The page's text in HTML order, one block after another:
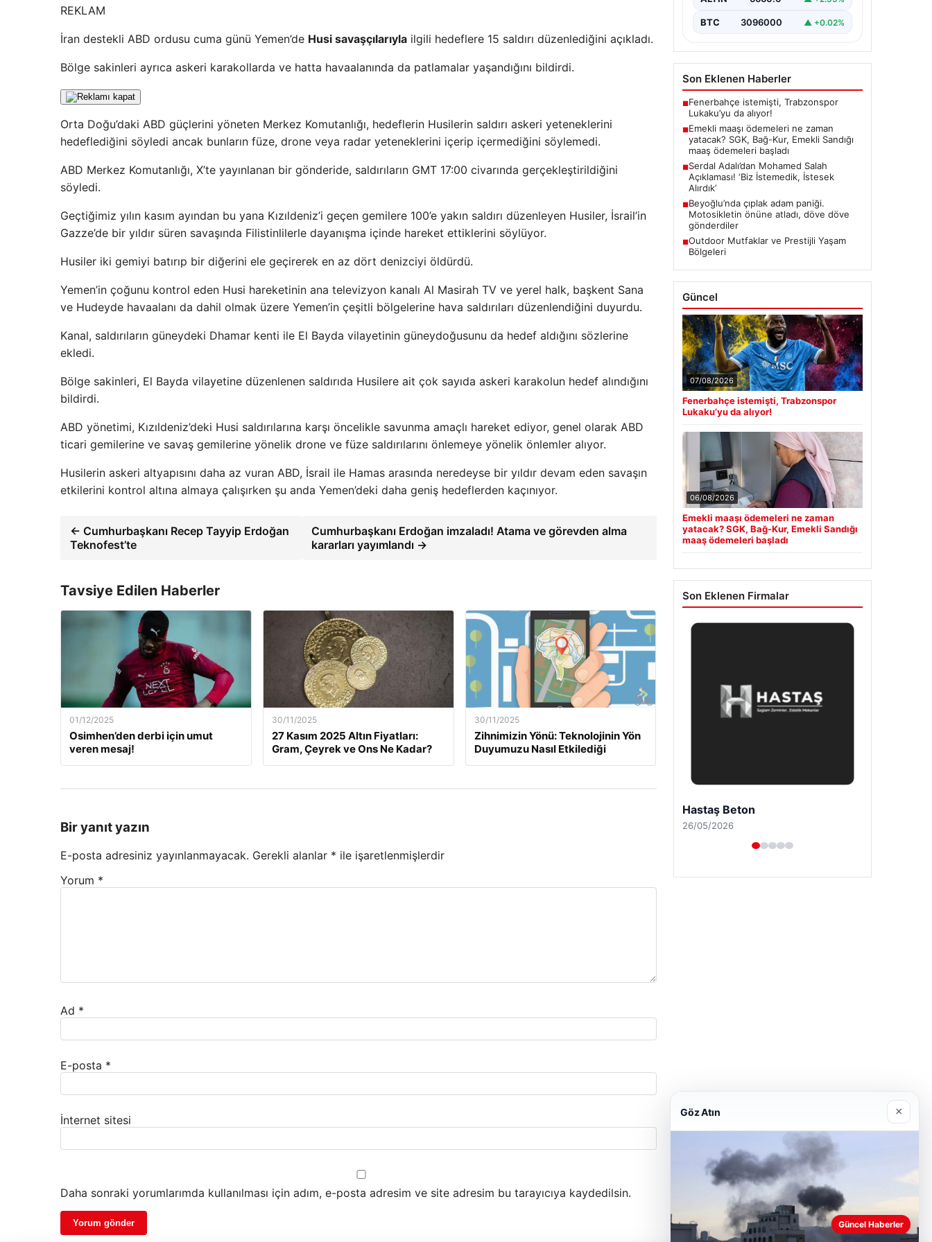
REKLAM
İran destekli ABD ordusu cuma günü Yemen’de Husi savaşçılarıyla ilgili hedeflere 15 saldırı düzenlediğini açıkladı.
Bölge sakinleri ayrıca askeri karakollarda ve hatta havaalanında da patlamalar yaşandığını bildirdi.
Orta Doğu’daki ABD güçlerini yöneten Merkez Komutanlığı, hedeflerin Husilerin saldırı askeri yeteneklerini
hedeflediğini söyledi ancak bunların füze, drone veya radar yeteneklerini içerip içermediğini söylemedi.
ABD Merkez Komutanlığı, X’te yayınlanan bir gönderide, saldırıların GMT 17:00 civarında gerçekleştirildiğini
söyledi.
Geçtiğimiz yılın kasım ayından bu yana Kızıldeniz’i geçen gemilere 100’e yakın saldırı düzenleyen Husiler, İsrail’in
Gazze’de bir yıldır süren savaşında Filistinlilerle dayanışma içinde hareket ettiklerini söylüyor.
Husiler iki gemiyi batırıp bir diğerini ele geçirerek en az dört denizciyi öldürdü.
Yemen’in çoğunu kontrol eden Husi hareketinin ana televizyon kanalı Al Masirah TV ve yerel halk, başkent Sana
ve Hudeyde havaalanı da dahil olmak üzere Yemen’in çeşitli bölgelerine hava saldırıları düzenlendiğini duyurdu.
Kanal, saldırıların güneydeki Dhamar kenti ile El Bayda vilayetinin güneydoğusunu da hedef aldığını sözlerine
ekledi.
Bölge sakinleri, El Bayda vilayetine düzenlenen saldırıda Husilere ait çok sayıda askeri karakolun hedef alındığını
bildirdi.
ABD yönetimi, Kızıldeniz’deki Husi saldırılarına karşı öncelikle savunma amaçlı hareket ediyor, genel olarak ABD
ticari gemilerine ve savaş gemilerine yönelik drone ve füze saldırılarını önlemeye yönelik önlemler alıyor.
Husilerin askeri altyapısını daha az vuran ABD, İsrail ile Hamas arasında neredeyse bir yıldır devam eden savaşın
etkilerini kontrol altına almaya çalışırken şu anda Yemen’deki daha geniş hedeflerden kaçınıyor.
← Cumhurbaşkanı Recep Tayyip Erdoğan
Teknofest’te
Cumhurbaşkanı Erdoğan imzaladı! Atama ve görevden alma
kararları yayımlandı →
Tavsiye Edilen Haberler
01/12/2025
Osimhen’den derbi için umut
veren mesaj!
30/11/2025
27 Kasım 2025 Altın Fiyatları:
Gram, Çeyrek ve Ons Ne Kadar?
30/11/2025
Zihnimizin Yönü: Teknolojinin Yön
Duyumuzu Nasıl Etkilediği
Bir yanıt yazın
E-posta adresiniz yayınlanmayacak. Gerekli alanlar * ile işaretlenmişlerdir
Yorum *
Ad *
E-posta *
İnternet sitesi
Daha sonraki yorumlarımda kullanılması için adım, e-posta adresim ve site adresim bu tarayıcıya kaydedilsin.
BTC 3096000 ▲ +0.02%
Son Eklenen Haberler
■Fenerbahçe istemişti, Trabzonspor
Lukaku’yu da alıyor!
■Emekli maaşı ödemeleri ne zaman
yatacak? SGK, Bağ-Kur, Emekli Sandığı
maaş ödemeleri başladı
■Serdal Adalı’dan Mohamed Salah
Açıklaması! ‘Biz İstemedik, İstesek
Alırdık’
■Beyoğlu’nda çıplak adam paniği.
Motosikletin önüne atladı, döve döve
gönderdiler
■Outdoor Mutfaklar ve Prestijli Yaşam
Bölgeleri
Güncel
07/08/2026
Fenerbahçe istemişti, Trabzonspor
Lukaku’yu da alıyor!
06/08/2026
Emekli maaşı ödemeleri ne zaman
yatacak? SGK, Bağ-Kur, Emekli Sandığı
maaş ödemeleri başladı
Son Eklenen Firmalar
Prenses Night Club
29/04/2026
Göz Atın ×
Güncel Haberler